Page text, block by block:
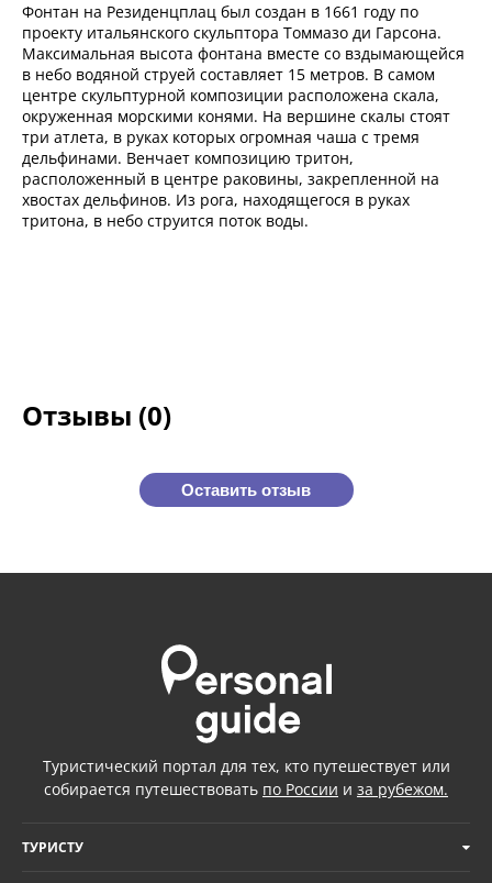
Фонтан на Резиденцплац был создан в 1661 году по
проекту итальянского скульптора Томмазо ди Гарсона.
Максимальная высота фонтана вместе со вздымающейся
в небо водяной струей составляет 15 метров. В самом
центре скульптурной композиции расположена скала,
окруженная морскими конями. На вершине скалы стоят
три атлета, в руках которых огромная чаша с тремя
дельфинами. Венчает композицию тритон,
расположенный в центре раковины, закрепленной на
хвостах дельфинов. Из рога, находящегося в руках
тритона, в небо струится поток воды.
Отзывы (0)
Оставить отзыв
Туристический портал для тех, кто путешествует или
собирается путешествовать по России и за рубежом.
ТУРИСТУ